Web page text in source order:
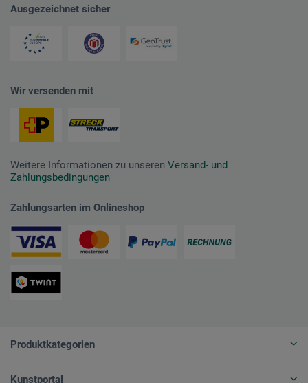
Ausgezeichnet sicher
Wir versenden mit
Weitere Informationen zu unseren Versand- und
Zahlungsbedingungen
Zahlungsarten im Onlineshop
Produktkategorien
Kunstportal